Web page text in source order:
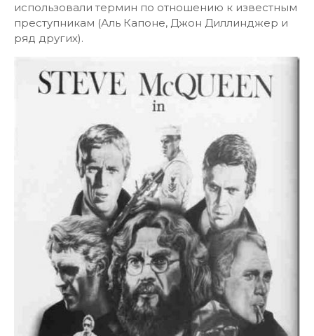
использовали термин по отношению к известным
преступникам (Аль Капоне, Джон Диллинджер и
ряд других).